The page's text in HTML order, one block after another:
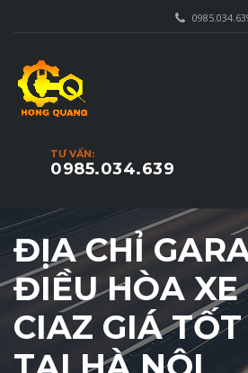
TƯ VẤN:
0985.034.639
ĐỊA CHỈ
ĐIỀU HÒA XE
CIAZ GIÁ